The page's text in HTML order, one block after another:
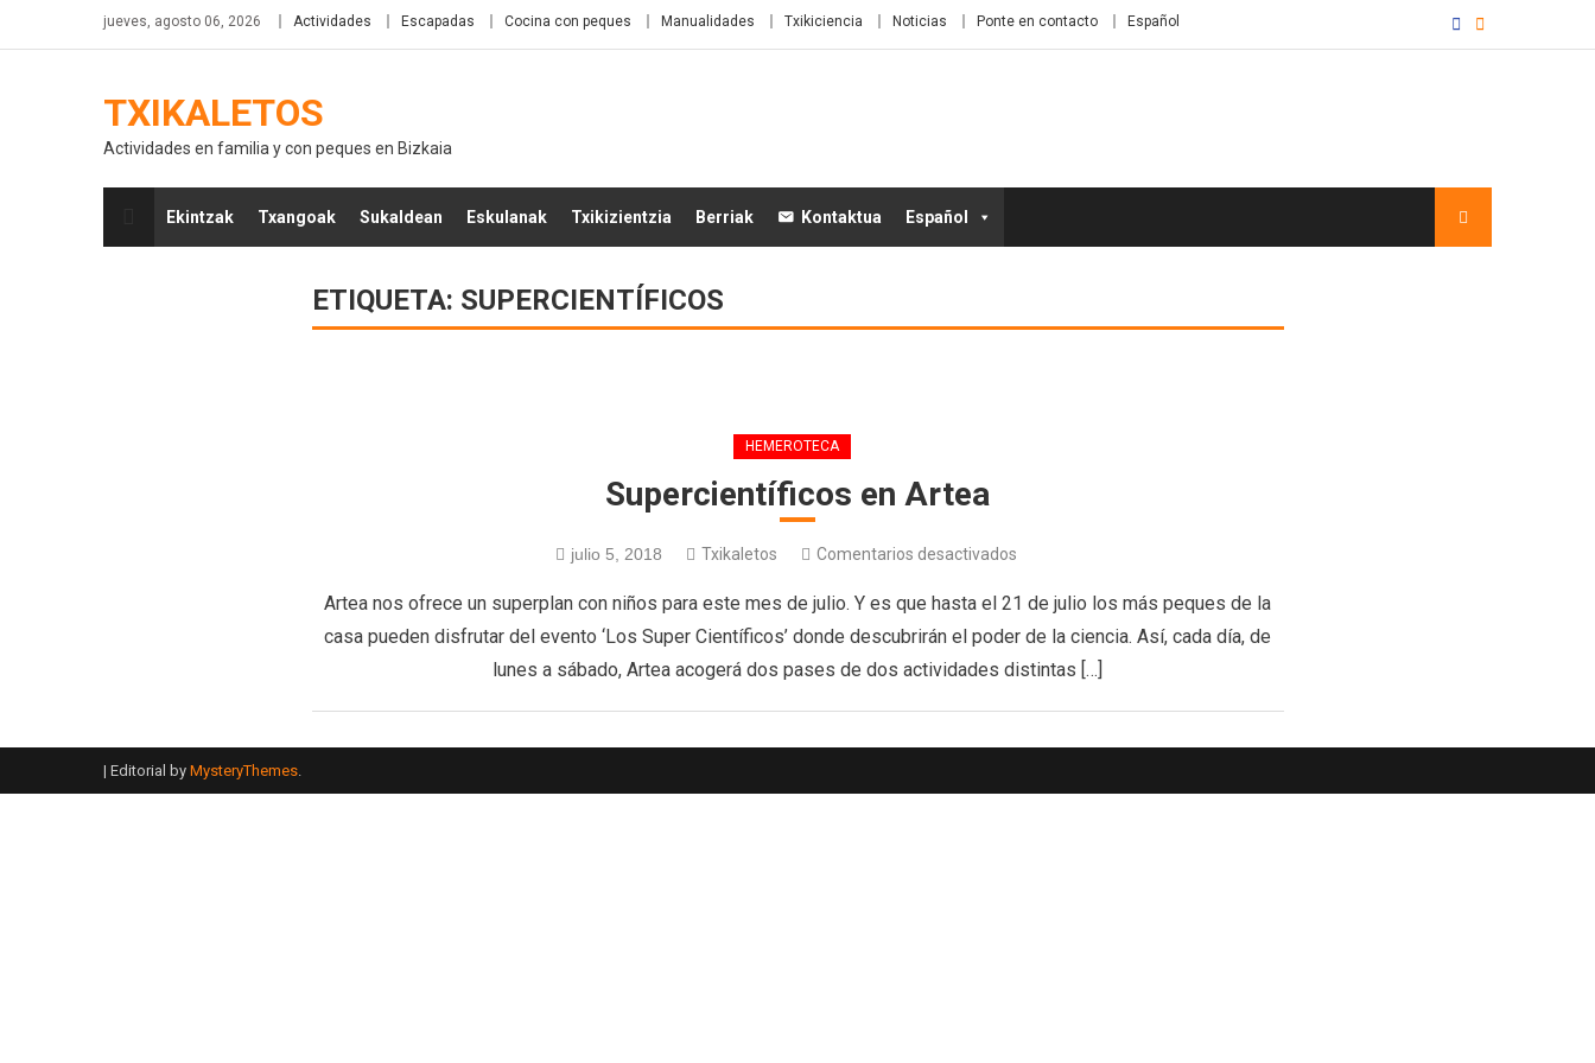
jueves, agosto 06, 2026 Actividades Escapadas Cocina con peques Manualidades Txikiciencia Noticias Ponte en contacto Español
TXIKALETOS
Actividades en familia y con peques en Bizkaia
Ekintzak Txangoak Sukaldean Eskulanak Txikizientzia Berriak Kontaktua Español
ETIQUETA: SUPERCIENTÍFICOS
HEMEROTECA
Supercientíficos en Artea
julio 5, 2018 Txikaletos Comentarios desactivados
Artea nos ofrece un superplan con niños para este mes de julio. Y es que hasta el 21 de julio los más peques de la
casa pueden disfrutar del evento ‘Los Super Científicos’ donde descubrirán el poder de la ciencia. Así, cada día, de
lunes a sábado, Artea acogerá dos pases de dos actividades distintas […]
| Editorial by MysteryThemes.